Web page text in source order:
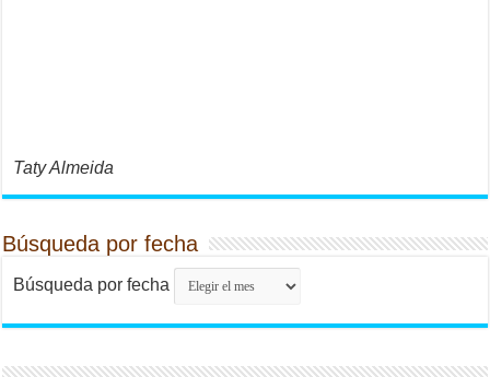
Taty Almeida
Búsqueda por fecha
Búsqueda por fecha